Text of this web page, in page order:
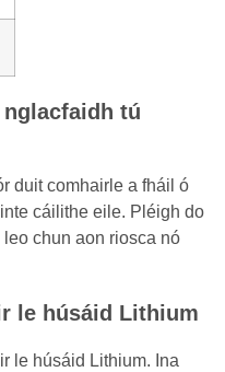
tú
duit comhairle a fháil ó
cáilithe eile. Pléigh do
chun aon riosca nó
le húsáid Lithium
le húsáid Lithium. Ina